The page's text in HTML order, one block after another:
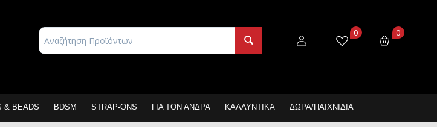
0
0
& BEADS BDSM STRAP-ONS ΓΙΑ ΤΟΝ ΆΝΔΡΑ ΚΑΛΛΥΝΤΙΚΆ ΔΏΡΑ/ΠΑΙΧΝΊΔΙΑ